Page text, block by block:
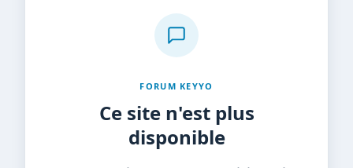
FORUM KEYYO
Ce site n'est plus
disponible